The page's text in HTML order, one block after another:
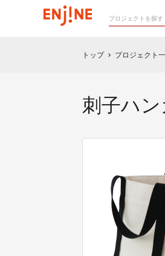
トップ chevron_right プロジェクト
刺子ハ